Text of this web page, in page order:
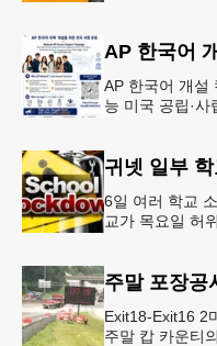
AP 한국어
AP 한국어 개설
능 미국 공립·
귀넷 일부
6일 여러 학교
교가 목요일 허
Exit18-Exit16 2
주말 캅 카운티